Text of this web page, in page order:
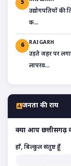
5
उद्योगपतियों की
क...
6 RAIGARH
उड़ते जहर पर
लापरव...
जनता की राय
क्या आप छत्तीसगढ़
हाँ, बिल्कुल संतुष्ट हूँ